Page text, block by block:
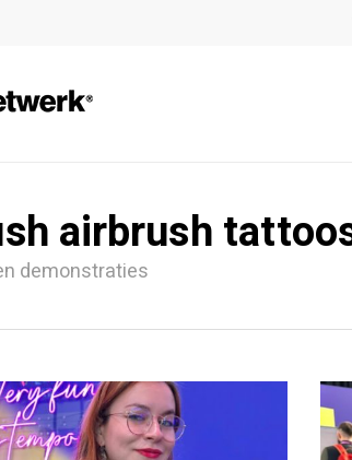
airbrush
demonstraties